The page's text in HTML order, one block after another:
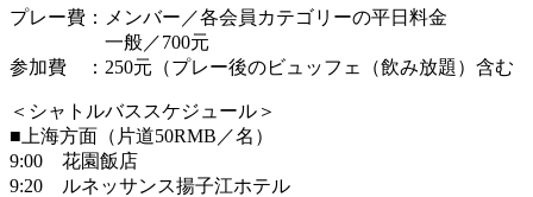
プレー費：メンバー／各会員カテゴリーの平日料金
一般／700元
参加費 ：250元（プレー後のビュッフェ（飲み放題）含む
＜シャトルバススケジュール＞
■上海方面（片道50RMB／名）
9:00 花園飯店
9:20 ルネッサンス揚子江ホテル